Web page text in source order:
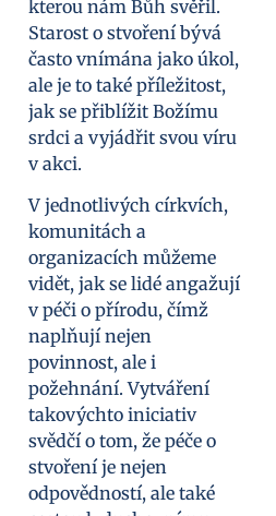
kterou nám Bůh svěřil.
Starost o stvoření bývá
často vnímána jako úkol,
ale je to také příležitost,
jak se přiblížit Božímu
srdci a vyjádřit svou víru
v akci.
V jednotlivých církvích,
komunitách a
organizacích můžeme
vidět, jak se lidé angažují
v péči o přírodu, čímž
naplňují nejen
povinnost, ale i
požehnání. Vytváření
takovýchto iniciativ
svědčí o tom, že péče o
stvoření je nejen
odpovědností, ale také